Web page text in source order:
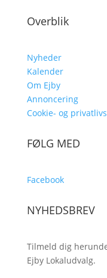
Overblik
Nyheder
Kalender
Om Ejby
Annoncering
Cookie- og
FØLG MED
Facebook
NYHEDSBREV
Tilmeld dig
Ejby Lokaludvalg.